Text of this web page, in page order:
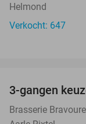
Helmond
Verkocht: 647
3-gangen
Brasserie Bravoure